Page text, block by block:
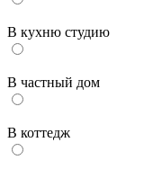
В кухню студию
В частный дом
В коттедж